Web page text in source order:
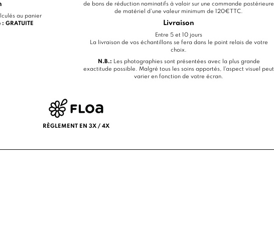
au panier
GRATUITE
de bons de réduction nominatifs à valoir sur une commande postérieure
de matériel d'une valeur minimum de 120€TTC.
Livraison
Entre 5 et 10 jours
La livraison de vos échantillons se fera dans le point relais de votre
choix.
N.B.: Les photographies sont présentées avec la plus grande
exactitude possible. Malgré tous les soins apportés, l'aspect visuel peut
varier en fonction de votre écran.
RÈGLEMENT EN 3X / 4X